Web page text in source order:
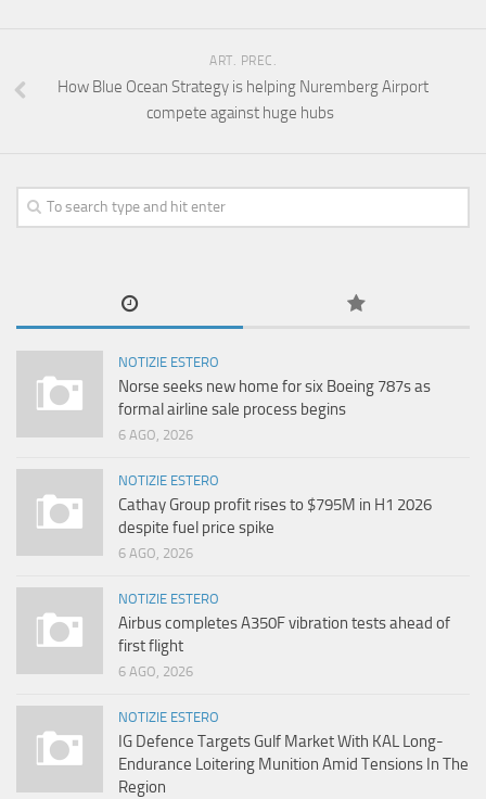
ART. PREC.
How Blue Ocean Strategy is helping Nuremberg Airport
compete against huge hubs
NOTIZIE ESTERO
Norse seeks new home for six Boeing 787s as
formal airline sale process begins
6 AGO, 2026
NOTIZIE ESTERO
Cathay Group profit rises to $795M in H1 2026
despite fuel price spike
6 AGO, 2026
NOTIZIE ESTERO
Airbus completes A350F vibration tests ahead of
first flight
6 AGO, 2026
NOTIZIE ESTERO
IG Defence Targets Gulf Market With KAL Long-
Endurance Loitering Munition Amid Tensions In The
Region